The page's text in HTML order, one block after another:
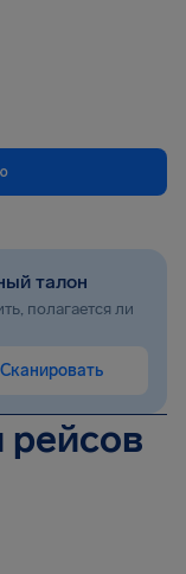
талон
полагается ли
Сканировать